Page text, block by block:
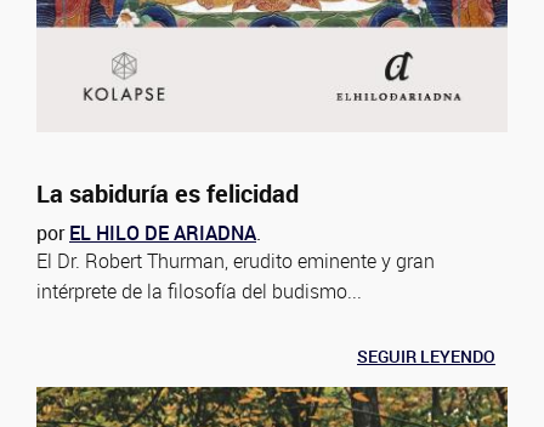
La sabiduría es felicidad
porEL HILO DE ARIADNA.
El Dr. Robert Thurman, erudito eminente y gran
intérprete de la filosofía del budismo...
SEGUIR LEYENDO